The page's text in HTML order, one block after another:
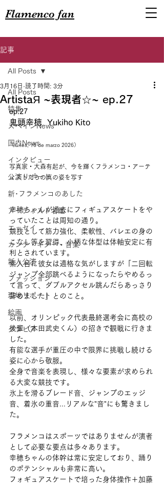
Flamenco fan
記事
All Posts
特集
スペインNews
国内News
インタビュー
公演リポート
新･フラメンコのあした
アーティスト名鑑
エッセイ
カンテ・ギター・音楽
新人公演
ファッション
現地リポート
絵画
グラビア
All Posts
ArtistaЯ ~表現者☆~ ep.27
3月16日 読了時間: 3分
ep.27
鬼頭幸穂  Yukiho Kito
（lunes, 16 de marzo 2026）
写真家・大森有起が、今を輝くフラメンコ・アーテ
ィストたちの真の姿を写す
幸穂ちゃんが過去にフィギュアスケートをや
っていたことは周知の通り。
競技として筋力強化、柔軟性、バレエの身の
こなし等を習得、小柄な体型は体軸安定に有
利とされています。
素人目に彼女は適格な気がしますが「二回転
ジャンプ全部跳べるようになったらやめるっ
て言って、ダブルアクセル跳んだらあっさり
辞めました」とのこと。
以前、オリンピック代表最終選考会に高校の
後輩（本田武史くん）の招きで観戦に行きま
した。
有能な選手が重圧の中で限界に挑戦し続ける
姿に心から敬服。
全身で音楽を表現し、様々な要素が求められ
る大変な競技です。
氷上を滑るブレード音、ジャンプのエッジ
音、着氷の重音...リアルな"音"にも驚きまし
た。
フラメンコはスポーツではありませんが演者
として必要な要点は多々あります。
幸穂ちゃんの体幹は常に安定しており、踊り
のポテンシャルも非常に高い。
フォギュアスケートで培った身体操作＋加藤